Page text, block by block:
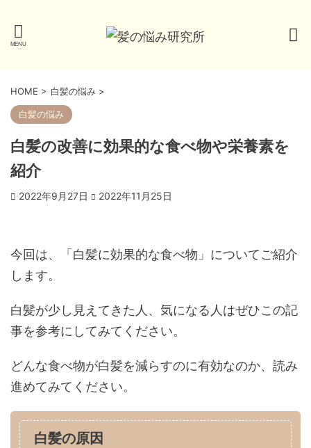
HOME > 白髪の悩み >
白髪の悩み
白髪の改善に効果的な食べ物や栄養素を
紹介
2022年9月27日 2022年11月25日
今回は、「白髪に効果的な食べ物」についてご紹介
します。
白髪が少し見えてきた人、気になる人はぜひこの記
事を参考にしてみてください。
どんな食べ物が白髪を減らすのに有効なのか、読み
進めてみてください。
白髪の原因